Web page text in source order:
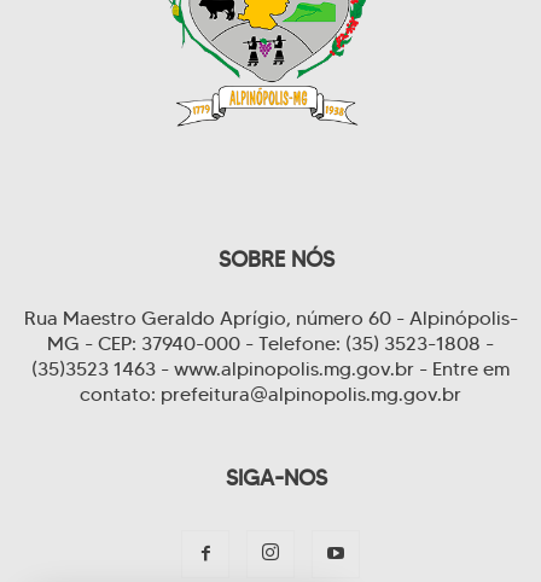
SOBRE NÓS
Rua Maestro Geraldo Aprígio, número 60 - Alpinópolis-
MG - CEP: 37940-000 - Telefone: (35) 3523-1808 -
(35)3523 1463 - www.alpinopolis.mg.gov.br - Entre em
contato: prefeitura@alpinopolis.mg.gov.br
SIGA-NOS